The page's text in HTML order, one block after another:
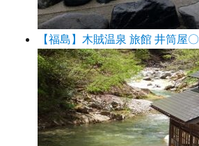
【福島】木賊温泉 旅館 井筒屋〇